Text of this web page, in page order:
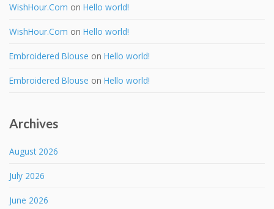
WishHour.Com on Hello world!
WishHour.Com on Hello world!
Embroidered Blouse on Hello world!
Embroidered Blouse on Hello world!
Archives
August 2026
July 2026
June 2026